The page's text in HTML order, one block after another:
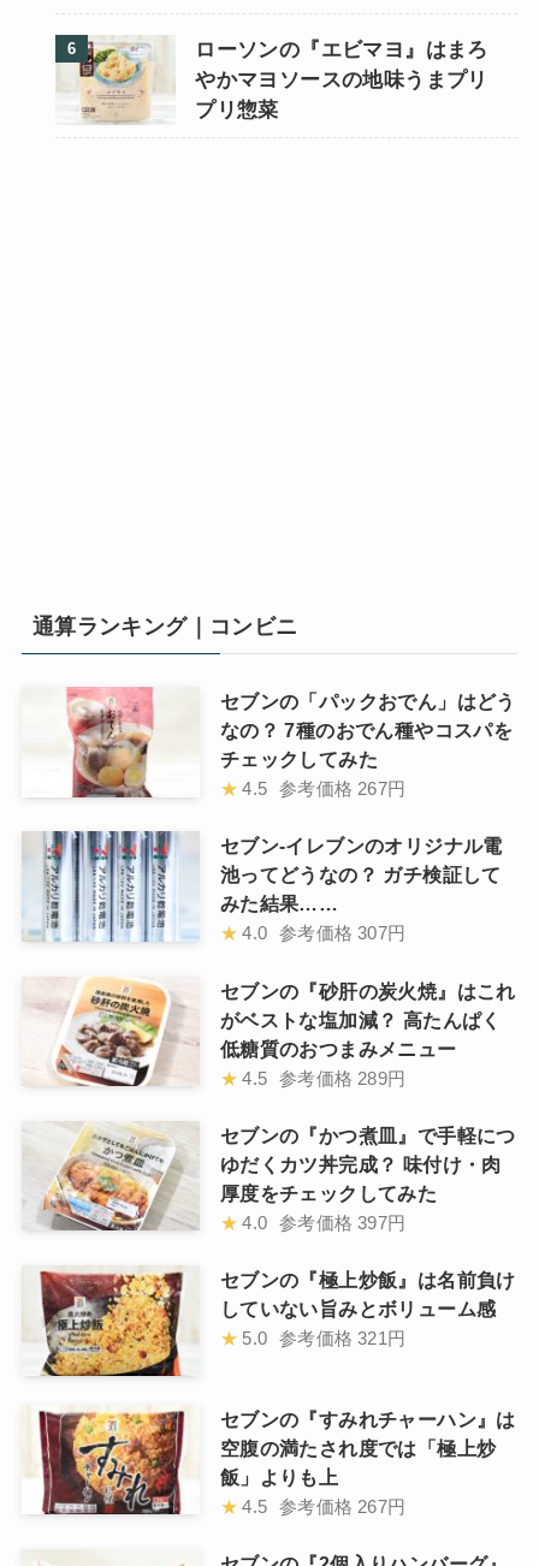
ローソンの『エビマヨ』はまろ
やかマヨソースの地味うまプリ
プリ惣菜
通算ランキング｜コンビニ
セブンの「パックおでん」はどう
なの？ 7種のおでん種やコスパを
チェックしてみた
★ 4.5 参考価格 267円
セブン-イレブンのオリジナル電
池ってどうなの？ ガチ検証して
みた結果……
★ 4.0 参考価格 307円
セブンの『砂肝の炭火焼』はこれ
がベストな塩加減？ 高たんぱく
低糖質のおつまみメニュー
★ 4.5 参考価格 289円
セブンの『かつ煮皿』で手軽につ
ゆだくカツ丼完成？ 味付け・肉
厚度をチェックしてみた
★ 4.0 参考価格 397円
セブンの『極上炒飯』は名前負け
していない旨みとボリューム感
★ 5.0 参考価格 321円
セブンの『すみれチャーハン』は
空腹の満たされ度では「極上炒
飯」よりも上
★ 4.5 参考価格 267円